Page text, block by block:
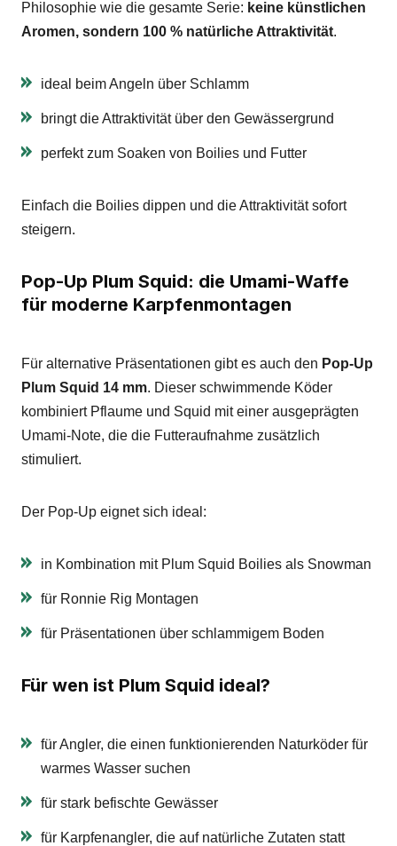
Philosophie wie die gesamte Serie: keine künstlichen
Aromen, sondern 100 % natürliche Attraktivität.
ideal beim Angeln über Schlamm
bringt die Attraktivität über den Gewässergrund
perfekt zum Soaken von Boilies und Futter
Einfach die Boilies dippen und die Attraktivität sofort
steigern.
Pop-Up Plum Squid: die Umami-Waffe
für moderne Karpfenmontagen
Für alternative Präsentationen gibt es auch den Pop-Up
Plum Squid 14 mm. Dieser schwimmende Köder
kombiniert Pflaume und Squid mit einer ausgeprägten
Umami-Note, die die Futteraufnahme zusätzlich
stimuliert.
Der Pop-Up eignet sich ideal:
in Kombination mit Plum Squid Boilies als Snowman
für Ronnie Rig Montagen
für Präsentationen über schlammigem Boden
Für wen ist Plum Squid ideal?
für Angler, die einen funktionierenden Naturköder für
warmes Wasser suchen
für stark befischte Gewässer
für Karpfenangler, die auf natürliche Zutaten statt